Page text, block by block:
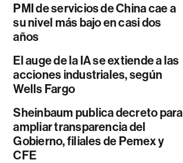
PMI de servicios de China cae a
su nivel más bajo en casi dos
años
El auge de la IA se extiende a las
acciones industriales, según
Wells Fargo
Sheinbaum publica decreto para
ampliar transparencia del
Gobierno, filiales de Pemex y
CFE